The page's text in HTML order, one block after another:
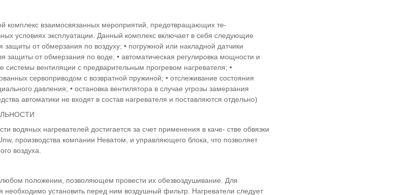
комплекс взаимосвязанных мероприятий, предотвращающих те-
условиях эксплуатации. Данный комплекс включает в себя следующие
от обмерзания по воздуху; • погружной или накладной датчики
защиты от обмерзания по воде; • автоматическая регулировка мощности и
системы вентиляции с предварительным прогревом нагревателя; •
сервоприводом с возвратной пружиной; • отслеживание состояния
давления; • остановка вентилятора в случае угрозы замерзания
автоматики не входят в состав нагревателя и поставляются отдельно)
водяных нагревателей достигается за счет применения в каче- стве обвязки
производства компании Неватом, и управляющего блока, что позволяет
воздуха.
положении, позволяющем провести их обезвоздушивание. Для
необходимо установить перед ним воздушный фильтр. Нагреватели следует